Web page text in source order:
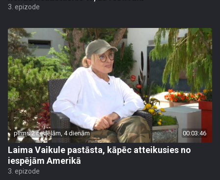
3. epizode
pirms 2 nedēļām, 4 dienām 00:03:46
Laima Vaikule pastāsta, kāpēc atteikusies no
iespējām Amerikā
3. epizode